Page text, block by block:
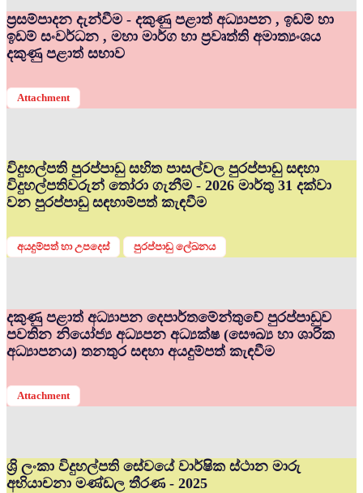
ප්‍රසම්පාදන දැන්වීම - දකුණු පළාත් අධ්‍යාපන , ඉඩම් හා
ඉඩම් සංවර්ධන , මහා මාර්ග හා ප්‍රවෘත්ති අමාත්‍යංශය
දකුණු පළාත් සභාව
Attachment
විදුහල්පති පුරප්පාඩු සහිත පාසල්වල පුරප්පාඩු සඳහා
විදුහල්පතිවරුන් තෝරා ගැනීම - 2026 මාර්තු 31 දක්වා
වන පුරප්පාඩු සඳහාම්පත් කැඳවීම
අයදුම්පත් හා උපදෙස් පුරප්පාඩු ලේඛනය
දකුණු පළාත් අධ්‍යාපන දෙපාර්තමේන්තුවේ පුරප්පාඩුව
පවතින නියෝජ්‍ය අධ්‍යපන අධ්‍යක්ෂ (සෞඛ්‍ය හා ශාරික
අධ්‍යාපනය) තනතුර සඳහා අයදුම්පත් කැඳවීම
Attachment
ශ්‍රි ලංකා විදුහල්පති සේවයේ වාර්ෂික ස්ථාන මාරු
අභියාචනා මණ්ඩල තීරණ - 2025